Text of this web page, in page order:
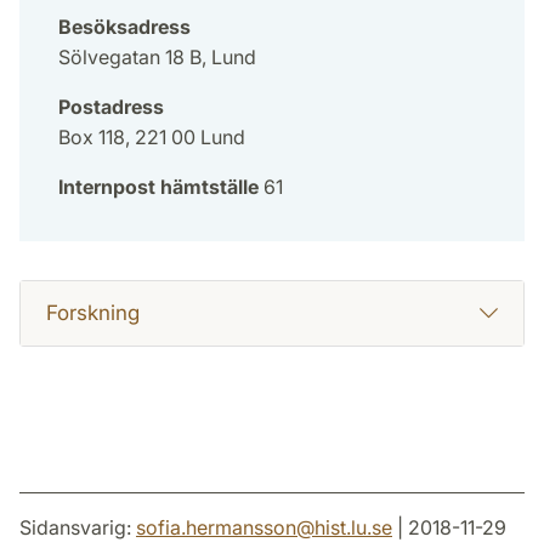
Besöksadress
Sölvegatan 18 B, Lund
Postadress
Box 118, 221 00 Lund
Internpost hämtställe 61
Forskning
Sidansvarig: sofia.hermansson@hist.lu.se | 2018-11-29